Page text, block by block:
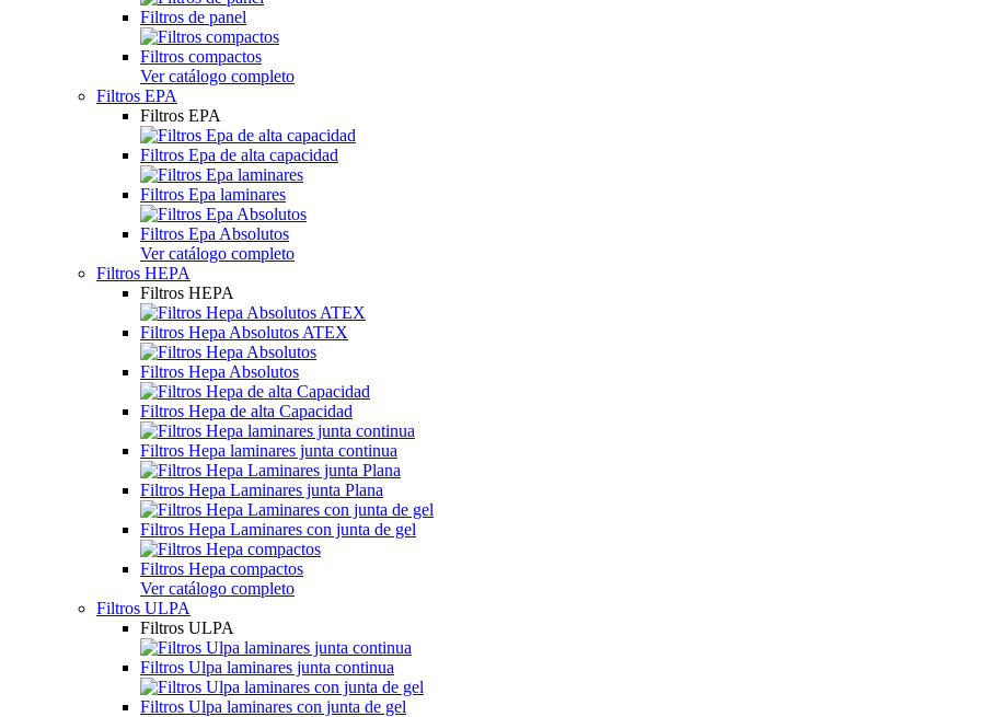
Filtros de panel
Filtros compactos
Ver catálogo completo
Filtros EPA
Filtros EPA
Filtros Epa de alta capacidad
Filtros Epa laminares
Filtros Epa Absolutos
Ver catálogo completo
Filtros HEPA
Filtros HEPA
Filtros Hepa Absolutos ATEX
Filtros Hepa Absolutos
Filtros Hepa de alta Capacidad
Filtros Hepa laminares junta continua
Filtros Hepa Laminares junta Plana
Filtros Hepa Laminares con junta de gel
Filtros Hepa compactos
Ver catálogo completo
Filtros ULPA
Filtros ULPA
Filtros Ulpa laminares junta continua
Filtros Ulpa laminares con junta de gel